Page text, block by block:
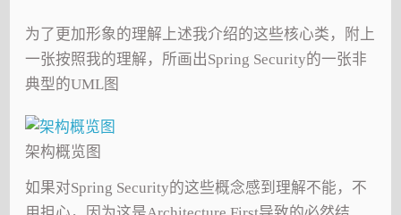
为了更加形象的理解上述我介绍的这些核心类，附上
一张按照我的理解，所画出Spring Security的一张非
典型的UML图
架构概览图
如果对Spring Security的这些概念感到理解不能，不